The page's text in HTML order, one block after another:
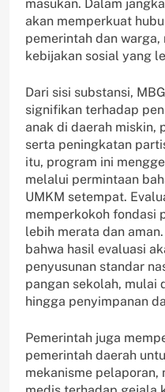
masukan. Dalam
akan memperkuat
pemerintah dan
kebijakan sosial yang
Dari sisi substansi,
signifikan terhadap
anak di daerah miskin,
serta peningkatan
itu, program ini
melalui permintaan
UMKM setempat.
memperkokoh fondasi
lebih merata dan
bahwa hasil evaluasi
penyusunan standar
pangan sekolah, mulai
hingga penyimpanan
Pemerintah juga
pemerintah daerah
mekanisme pelaporan,